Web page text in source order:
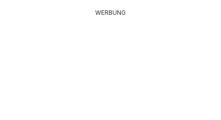
WERBUNG